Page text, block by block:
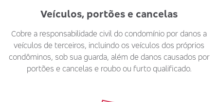
Veículos, portões e cancelas
Cobre a responsabilidade civil do condomínio por danos a
veículos de terceiros, incluindo os veículos dos próprios
condôminos, sob sua guarda, além de danos causados por
portões e cancelas e roubo ou furto qualificado.